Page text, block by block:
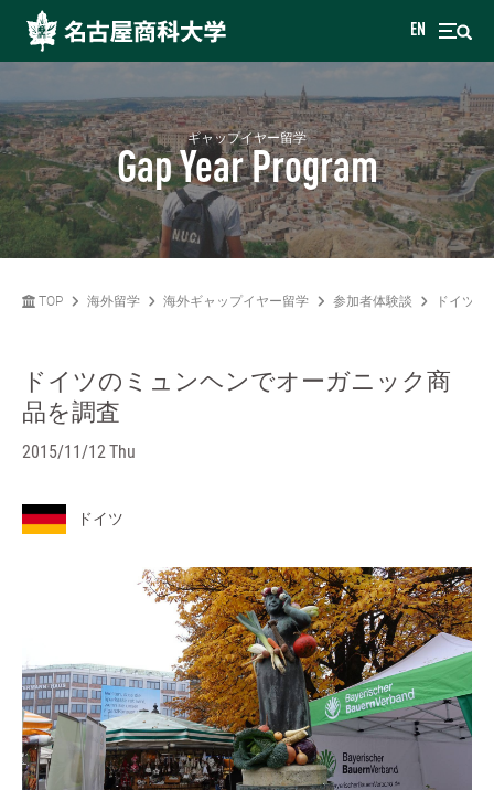
EN
ギャップイヤー留学
Gap Year Program
TOP 海外留学 海外ギャップイヤー留学 参加者体験談 ドイツ
ドイツのミュンヘンでオーガニック商
品を調査
2015/11/12 Thu
ドイツ